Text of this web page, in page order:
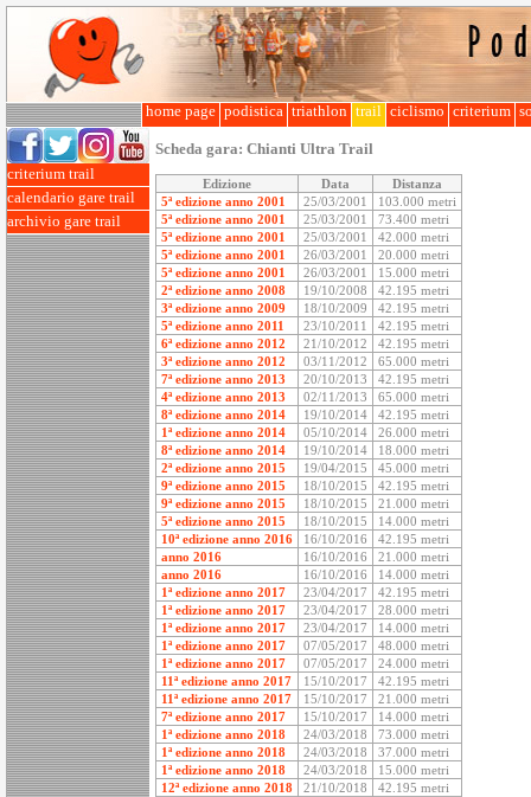
home page podistica triathlon trail ciclismo criterium
criterium trail
calendario gare trail
archivio gare trail
Scheda gara: Chianti Ultra Trail
Edizione Data
Distanza
5ª edizione anno 2001
25/03/2001
103.000 metri
5ª edizione anno 2001
25/03/2001
73.400 metri
5ª edizione anno 2001
25/03/2001
42.000 metri
5ª edizione anno 2001
26/03/2001
20.000 metri
5ª edizione anno 2001
26/03/2001
15.000 metri
2ª edizione anno 2008
19/10/2008
42.195 metri
3ª edizione anno 2009
18/10/2009
42.195 metri
5ª edizione anno 2011
23/10/2011
42.195 metri
6ª edizione anno 2012
21/10/2012
42.195 metri
3ª edizione anno 2012
03/11/2012
65.000 metri
7ª edizione anno 2013
20/10/2013
42.195 metri
4ª edizione anno 2013
02/11/2013
65.000 metri
8ª edizione anno 2014
19/10/2014
42.195 metri
1ª edizione anno 2014
05/10/2014
26.000 metri
8ª edizione anno 2014
19/10/2014
18.000 metri
2ª edizione anno 2015
19/04/2015
45.000 metri
9ª edizione anno 2015
18/10/2015
42.195 metri
9ª edizione anno 2015
18/10/2015
21.000 metri
5ª edizione anno 2015
18/10/2015
14.000 metri
10ª edizione anno 2016
16/10/2016
42.195 metri
anno 2016
16/10/2016
21.000 metri
anno 2016
16/10/2016
14.000 metri
1ª edizione anno 2017
23/04/2017
42.195 metri
1ª edizione anno 2017
23/04/2017
28.000 metri
1ª edizione anno 2017
23/04/2017
14.000 metri
1ª edizione anno 2017
07/05/2017
48.000 metri
1ª edizione anno 2017
07/05/2017
24.000 metri
11ª edizione anno 2017
15/10/2017
42.195 metri
11ª edizione anno 2017
15/10/2017
21.000 metri
7ª edizione anno 2017
15/10/2017
14.000 metri
1ª edizione anno 2018
24/03/2018
73.000 metri
1ª edizione anno 2018
24/03/2018
37.000 metri
1ª edizione anno 2018
24/03/2018
15.000 metri
12ª edizione anno 2018
21/10/2018
42.195 metri